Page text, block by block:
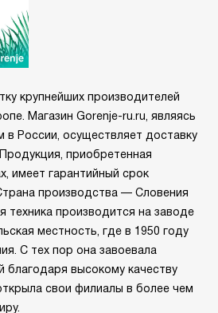
крупнейших производителей
Магазин Gorenje-ru.ru, являясь
России, осуществляет доставку
приобретенная
имеет гарантийный срок
производства — Словения
техника производится на заводе
местность, где в 1950 году
С тех пор она завоевала
благодаря высокому качеству
свои филиалы в более чем